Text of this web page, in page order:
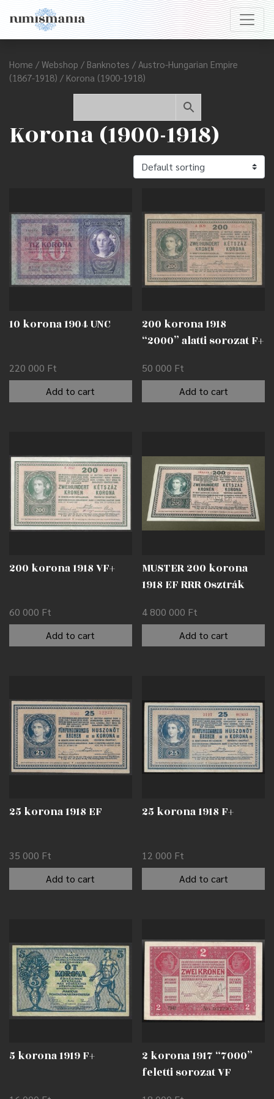
Home / Webshop / Banknotes / Austro-Hungarian Empire
(1867-1918) / Korona (1900-1918)
Korona (1900-1918)
10 korona 1904 UNC
220 000 Ft
Add to cart
200 korona 1918
“2000” alatti sorozat F+
50 000 Ft
Add to cart
200 korona 1918 VF+
60 000 Ft
Add to cart
MUSTER 200 korona
1918 EF RRR Osztrák
emlékkiadásban
4 800 000 Ft
Add to cart
25 korona 1918 EF
35 000 Ft
Add to cart
25 korona 1918 F+
12 000 Ft
Add to cart
5 korona 1919 F+
2 korona 1917 “7000”
feletti sorozat VF